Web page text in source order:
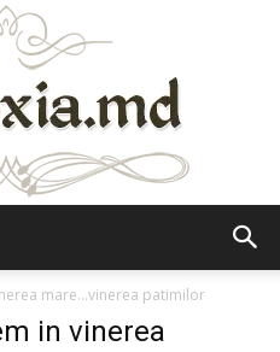
mare...vinerea patimilor
in vinerea